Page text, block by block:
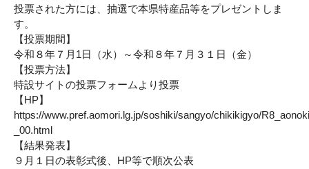
投票された方には、抽選で本県特産品等をプレゼントしま
す。
【投票期間】
令和８年７月1日（水）～令和８年７月３１日（金）
【投票方法】
特設サイトの投票フォームより投票
【HP】
https://www.pref.aomori.lg.jp/soshiki/sangyo/chikikigyo/
_00.html
【結果発表】
９月１日の表彰式後、HP等で順次公表